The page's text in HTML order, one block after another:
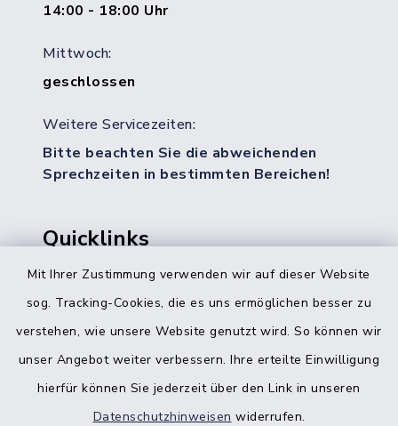
Mit Ihrer Zustimmung verwenden wir auf dieser Website
sog. Tracking-Cookies, die es uns ermöglichen besser zu
verstehen, wie unsere Website genutzt wird. So können wir
unser Angebot weiter verbessern. Ihre erteilte Einwilligung
hierfür können Sie jederzeit über den Link in unseren
Datenschutzhinweisen widerrufen.
14:00 - 18:00 Uhr
Mittwoch:
geschlossen
Weitere Servicezeiten:
Bitte beachten Sie die abweichenden
Sprechzeiten in bestimmten Bereichen!
Quicklinks
Bürgerbüro Hohenwestedt
Bürgerbüro Hanerau-Hademarschen
Nebenstelle Padenstedt